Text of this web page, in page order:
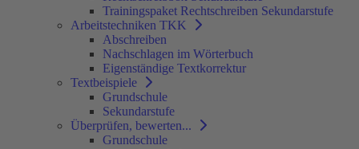
Trainingspaket Rechtschreiben Sekundarstufe
Arbeitstechniken TKK
Abschreiben
Nachschlagen im Wörterbuch
Eigenständige Textkorrektur
Textbeispiele
Grundschule
Sekundarstufe
Überprüfen, bewerten...
Grundschule